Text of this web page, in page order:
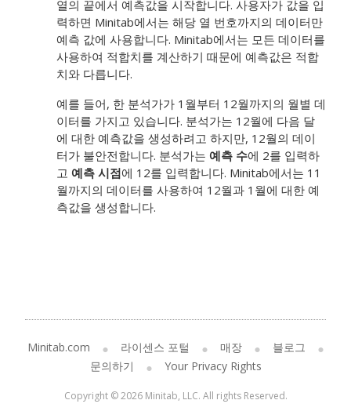
열의 끝에서 예측값을 시작합니다. 사용자가 값을 입
력하면 Minitab에서는 해당 열 번호까지의 데이터만
예측 값에 사용합니다. Minitab에서는 모든 데이터를
사용하여 적합치를 계산하기 때문에 예측값은 적합
치와 다릅니다.
예를 들어, 한 분석가가 1월부터 12월까지의 월별 데
이터를 가지고 있습니다. 분석가는 12월에 다음 달
에 대한 예측값을 생성하려고 하지만, 12월의 데이
터가 불안전합니다. 분석가는 예측 수에 2를 입력하
고 예측 시점에 12를 입력합니다. Minitab에서는 11
월까지의 데이터를 사용하여 12월과 1월에 대한 예
측값을 생성합니다.
Minitab.com 라이센스 포털 매장
블로그
문의하기
Your Privacy Rights
Copyright © 2026 Minitab, LLC. All rights Reserved.